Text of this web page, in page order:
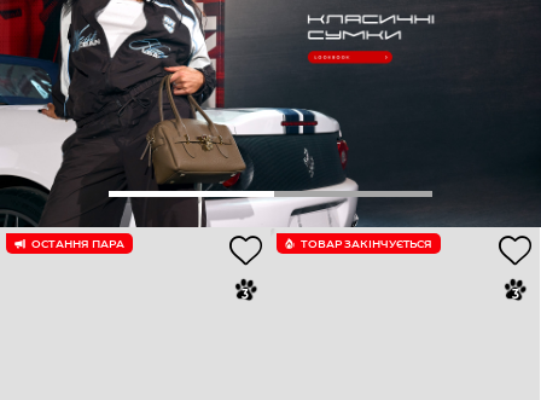
ОСТАННЯ ПАРА ТОВАР ЗАКІНЧУЄTЬСЯ